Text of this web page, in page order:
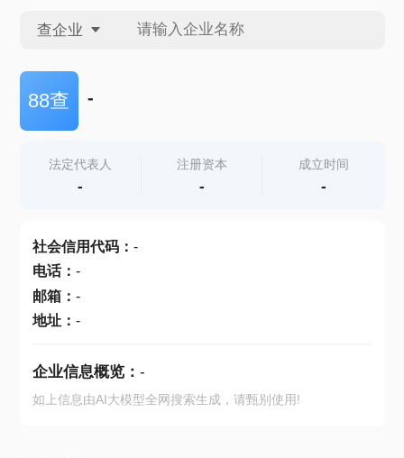
查企业
查企业
查产地
88查 -
法定代表人
-
注册资本
-
成立时间
-
社会信用代码： -
电话： -
邮箱： -
地址： -
企业信息概览： -
如上信息由AI大模型全网搜索生成，请甄别使用!